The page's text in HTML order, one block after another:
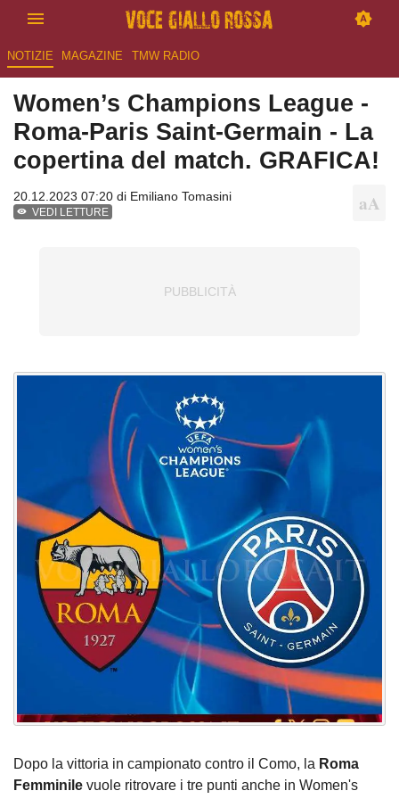
NOTIZIE MAGAZINE TMW RADIO
Women’s Champions League -
Roma-Paris Saint-Germain - La
copertina del match. GRAFICA!
20.12.2023 07:20 di Emiliano Tomasini
VEDI LETTURE
Dopo la vittoria in campionato contro il Como, la Roma
Femminile vuole ritrovare i tre punti anche in Women's